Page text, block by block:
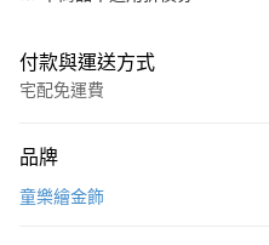
付款與運送方式
宅配免運費
信用卡一次付款
品牌
童樂繪金飾